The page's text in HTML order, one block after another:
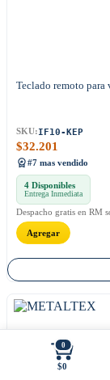
Teclado remoto
SKU:IF10-KEP
$32.201
#7 mas vendido
4 Disponibles
Entrega Inmediata
Despacho gratis en RM
Agregar
0
$0